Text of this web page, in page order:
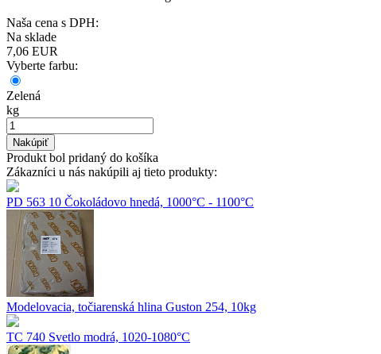
Naša cena s DPH:
Na sklade
7,06 EUR
Vyberte farbu:
Zelená
kg
Nakúpiť
Produkt bol pridaný do košíka
Zákazníci u nás nakúpili aj tieto produkty:
PD 563 10 Čokoládovo hnedá, 1000°C - 1100°C
Modelovacia, točiarenská hlina Guston 254, 10kg
TC 740 Svetlo modrá, 1020-1080°C